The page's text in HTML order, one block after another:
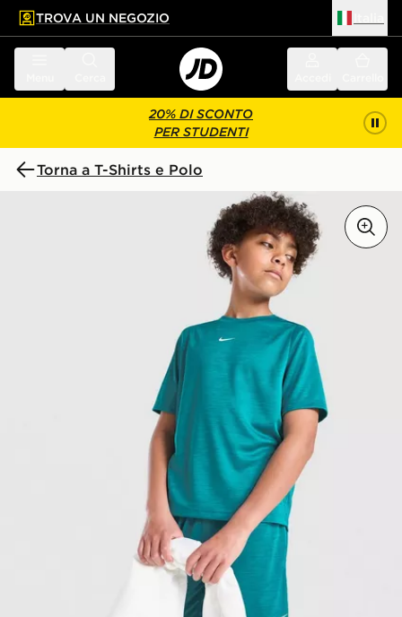
principale
a fondo pagina
TROVA UN NEGOZIO
20% DI SCONTO
PER STUDENTI
Torna a T-Shirts e Polo